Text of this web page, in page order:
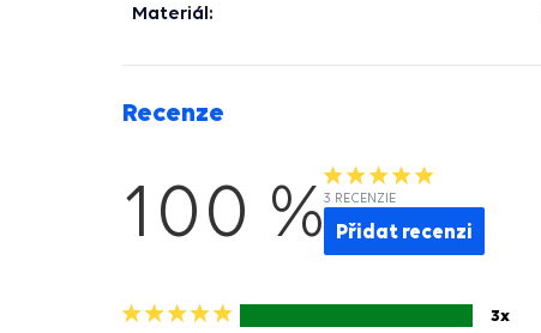
Materiál:
Recenze
100 %3 RECENZIE
Přidat recenzi
5
3x